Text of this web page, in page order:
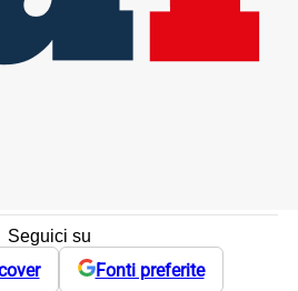
Seguici su
Fonti preferite